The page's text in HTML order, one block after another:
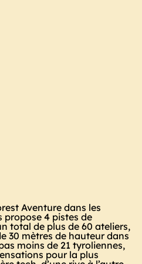
Aventure dans les
propose 4 pistes de
total de plus de 60 ateliers,
30 mètres de hauteur dans
moins de 21 tyroliennes,
pour la plus